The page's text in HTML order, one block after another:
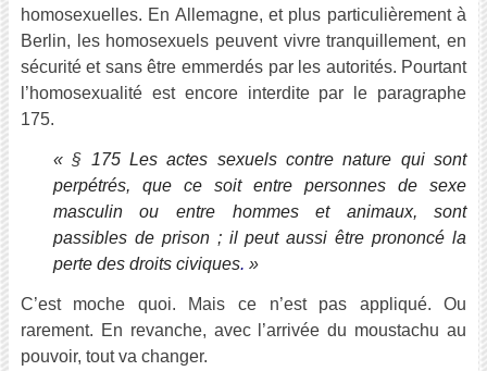
homosexuelles. En Allemagne, et plus particulièrement à
Berlin, les homosexuels peuvent vivre tranquillement, en
sécurité et sans être emmerdés par les autorités. Pourtant
l’homosexualité est encore interdite par le paragraphe
175.
«§ 175 Les actes sexuels contre nature qui sont
perpétrés, que ce soit entre personnes de sexe
masculin ou entre hommes et animaux, sont
passibles de prison ; il peut aussi être prononcé la
perte des droits civiques. »
C’est moche quoi. Mais ce n’est pas appliqué. Ou
rarement. En revanche, avec l’arrivée du moustachu au
pouvoir, tout va changer.